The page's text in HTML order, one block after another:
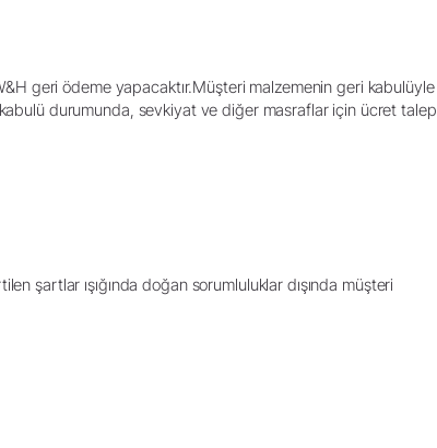
geri ödeme yapacaktır.Müşteri malzemenin geri kabulüyle
durumunda, sevkiyat ve diğer masraflar için ücret talep
şartlar ışığında doğan sorumluluklar dışında müşteri